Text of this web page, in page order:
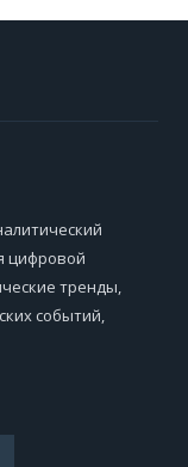
цифровой
тренды,
событий,